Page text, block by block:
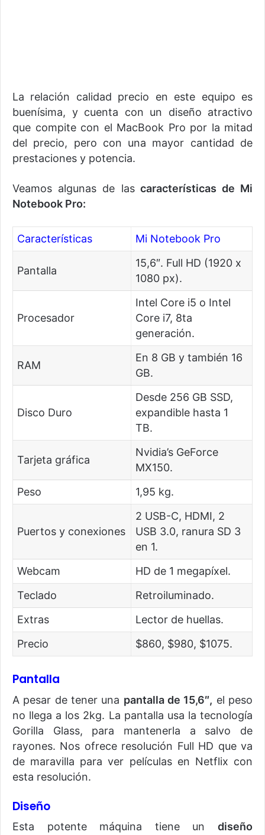
La relación calidad precio en este equipo es
buenísima, y cuenta con un diseño atractivo
que compite con el MacBook Pro por la mitad
del precio, pero con una mayor cantidad de
prestaciones y potencia.
Veamos algunas de lascaracterísticas de Mi
Notebook Pro:
Características Mi Notebook Pro
Pantalla
15,6″. Full HD (1920 x
1080 px).
Procesador
Intel Core i5 o Intel
Core i7, 8ta
generación.
RAM
En 8 GB y también 16
GB.
Disco Duro
Desde 256 GB SSD,
expandible hasta 1
TB.
Tarjeta gráfica
Nvidia’s GeForce
MX150.
Peso
1,95 kg.
Puertos y conexiones
2 USB-C, HDMI, 2
USB 3.0, ranura SD 3
en 1.
Webcam
HD de 1 megapíxel.
Teclado
Retroiluminado.
Extras
Lector de huellas.
Precio
$860, $980, $1075.
Pantalla
A pesar de tener una pantalla de 15,6″, el peso
no llega a los 2kg. La pantalla usa la tecnología
Gorilla Glass, para mantenerla a salvo de
rayones. Nos ofrece resolución Full HD que va
de maravilla para ver películas en Netflix con
esta resolución.
Diseño
Esta potente máquina tiene un diseño